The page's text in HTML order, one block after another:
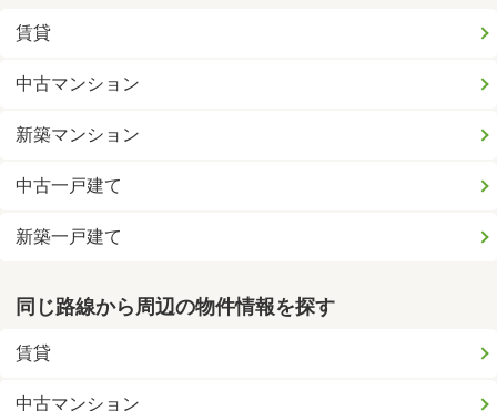
賃貸
中古マンション
新築マンション
中古一戸建て
新築一戸建て
同じ路線から周辺の物件情報を探す
賃貸
中古マンション